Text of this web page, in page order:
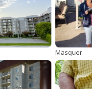
Masquer